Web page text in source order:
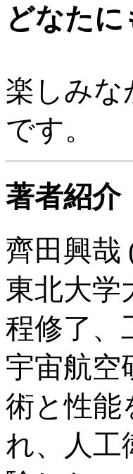
どなた
楽しみな
です。
著者紹介
齊田興哉
東北大学
程修了、
宇宙航空
術と性能
れ、人工